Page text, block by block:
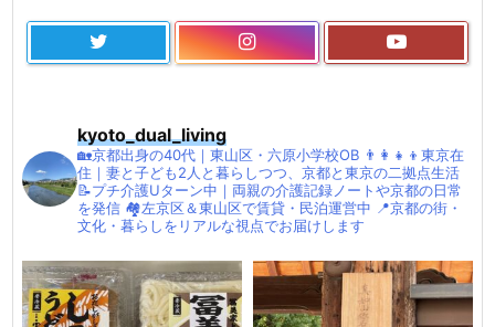
kyoto_dual_living
🏡京都出身の40代｜東山区・六原小学校OB 👨‍👩‍👧‍👦東京在
住｜妻と子ども2人と暮らしつつ、京都と東京の二拠点生活
📝プチ介護Uターン中｜両親の介護記録ノートや京都の日常
を発信 🏘左京区＆東山区で賃貸・民泊運営中 📍京都の街・
文化・暮らしをリアルな視点でお届けします